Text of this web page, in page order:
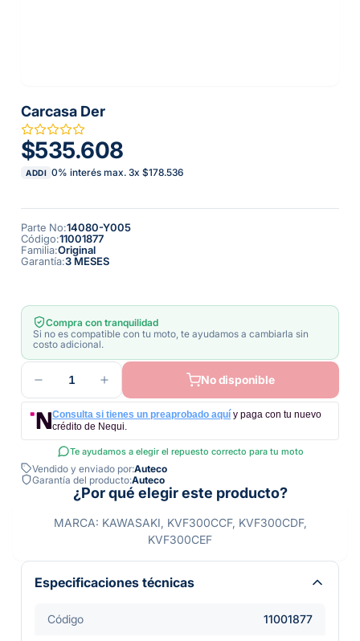
Carcasa Der
$535.608
ADDI 0% interés max. 3x $178.536
Parte No:14080-Y005
Código:11001877
Familia:Original
Garantía:3 MESES
Compra con tranquilidad
Si no es compatible con tu moto, te ayudamos a cambiarla sin
costo adicional.
1 No disponible
Consulta si tienes un preaprobado aquí y paga con tu nuevo
crédito de Nequi.
Te ayudamos a elegir el repuesto correcto para tu moto
Vendido y enviado por:Auteco
Garantía del producto:Auteco
¿Por qué elegir este producto?
MARCA: KAWASAKI, KVF300CCF, KVF300CDF,
KVF300CEF
Especificaciones técnicas
Código 11001877